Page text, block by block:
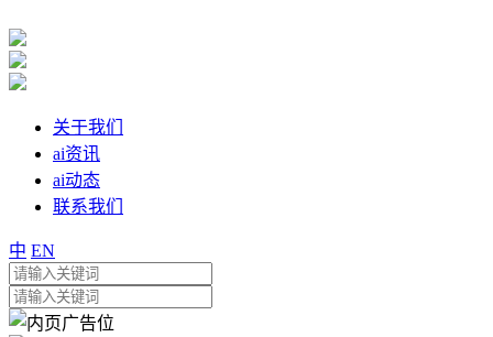
关于我们
ai资讯
ai动态
联系我们
中 EN